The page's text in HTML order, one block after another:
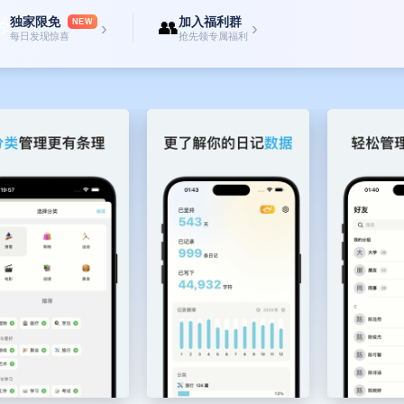
独家限免 NEW
每日发现惊喜 › 👥加入福利群
抢先领专属福利 ›